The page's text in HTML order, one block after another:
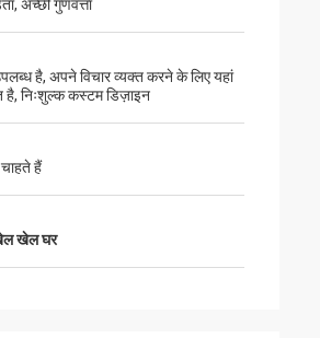
अच्छी गुणवत्ता
है, अपने विचार व्यक्त करने के लिए यहां
है, निःशुल्क कस्टम डिज़ाइन
हैं
खेल घर